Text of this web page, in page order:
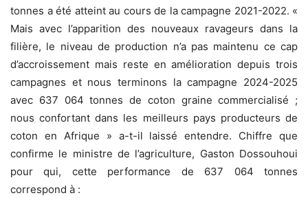
tonnes a été atteint au cours de la campagne 2021-2022. «
Mais avec l’apparition des nouveaux ravageurs dans la
filière, le niveau de production n’a pas maintenu ce cap
d’accroissement mais reste en amélioration depuis trois
campagnes et nous terminons la campagne 2024-2025
avec 637 064 tonnes de coton graine commercialisé ;
nous confortant dans les meilleurs pays producteurs de
coton en Afrique » a-t-il laissé entendre. Chiffre que
confirme le ministre de l’agriculture, Gaston Dossouhoui
pour qui, cette performance de 637 064 tonnes
correspond à :